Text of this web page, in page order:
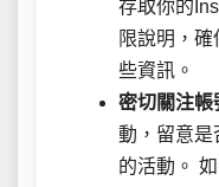
存取你的
限說明，
些資訊。
密切關注帳
動，留意是
的活動。